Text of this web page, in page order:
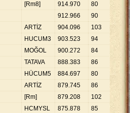
[Rm8] 914.970 80
912.966 90
ARTİZ 904.096 103
HUCUM3 903.523 94 9
MOĞOL 900.272 84
TATAVA 888.383 86
HÜCUM5 884.697 80
ARTİZ 879.745 86 10
[Rm] 879.208 102
HCMYSL 875.878 85 10